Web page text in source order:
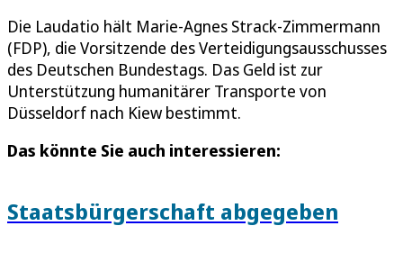
Die Laudatio hält Marie-Agnes Strack-Zimmermann
(FDP), die Vorsitzende des Verteidigungsausschusses
des Deutschen Bundestags. Das Geld ist zur
Unterstützung humanitärer Transporte von
Düsseldorf nach Kiew bestimmt.
Das könnte Sie auch interessieren:
Staatsbürgerschaft abgegeben